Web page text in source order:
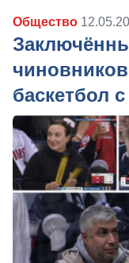
Общество
баскетбол